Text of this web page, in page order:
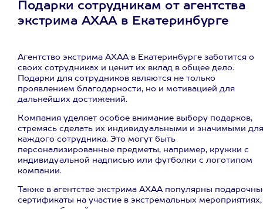
Подарки сотрудникам от агентства
экстрима АХАА в Екатеринбурге
Агентство экстрима АХАА в Екатеринбурге заботится о
своих сотрудниках и ценит их вклад в общее дело.
Подарки для сотрудников являются не только
проявлением благодарности, но и мотивацией для
дальнейших достижений.
Компания уделяет особое внимание выбору подарков,
стремясь сделать их индивидуальными и значимыми для
каждого сотрудника. Это могут быть
персонализированные предметы, например, кружки с
индивидуальной надписью или футболки с логотипом
компании.
Также в агентстве экстрима АХАА популярны
сертификаты на участие в экстремальных мероприятиях,